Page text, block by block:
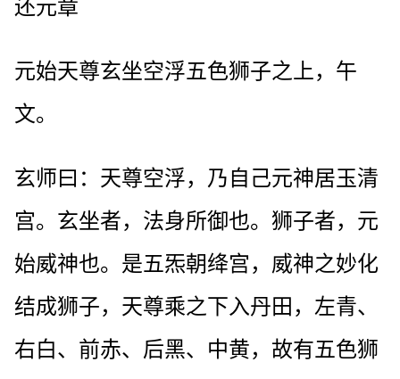
还元章
元始天尊玄坐空浮五色狮子之上，午
文。
玄师曰：天尊空浮，乃自己元神居玉清
宫。玄坐者，法身所御也。狮子者，元
始威神也。是五炁朝绛宫，威神之妙化
结成狮子，天尊乘之下入丹田，左青、
右白、前赤、后黑、中黄，故有五色狮